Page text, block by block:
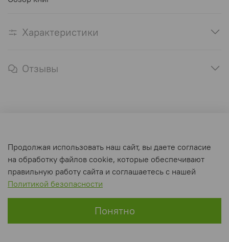
Характеристики
Отзывы
Пользовательское соглашение
Условия обмена и возврата
Интернет-магазин создан на inSales
Продолжая использовать наш сайт, вы даете согласие
на обработку файлов cookie, которые обеспечивают
правильную работу сайта и соглашаетесь с нашей
Политикой безопасности
Понятно